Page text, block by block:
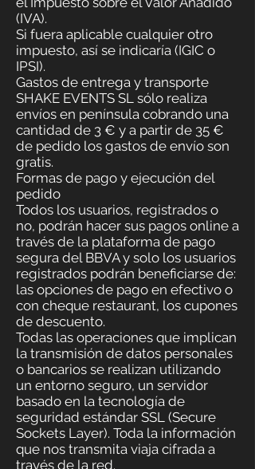
(IVA).
Si fuera aplicable cualquier otro
impuesto, así se indicaría (IGIC o
IPSI).
Gastos de entrega y transporte
SHAKE EVENTS SL sólo realiza
envíos en península cobrando una
cantidad de 3 € y a partir de 35 €
de pedido los gastos de envío son
gratis.
Formas de pago y ejecución del
pedido
Todos los usuarios, registrados o
no, podrán hacer sus pagos online a
través de la plataforma de pago
segura del BBVA y solo los usuarios
registrados podrán beneficiarse de:
las opciones de pago en efectivo o
con cheque restaurant, los cupones
de descuento.
Todas las operaciones que implican
la transmisión de datos personales
o bancarios se realizan utilizando
un entorno seguro, un servidor
basado en la tecnología de
seguridad estándar SSL (Secure
Sockets Layer). Toda la información
que nos transmita viaja cifrada a
través de la red.